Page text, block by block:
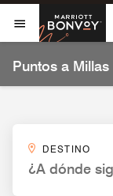
Ir al contenido
Abrir el menú
Abrir el menú
Puntos a Millas
DESTINO
¿A dónde